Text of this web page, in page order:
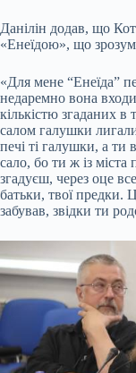
Данілін додав, що
«Енеїдою», що
«Для мене “Енеїда”
недаремно вона
кількістю згаданих в
салом галушки
печі ті галушки, а ти
сало, бо ти ж із міста
згадуєш, через оце
батьки, твої предки.
забував, звідки ти